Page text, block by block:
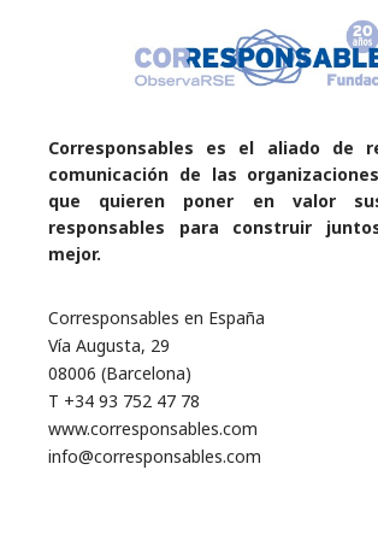
Corresponsables es el aliado de
comunicación de las
que quieren poner en valor
responsables para construir
mejor.
Corresponsables en España
Vía Augusta, 29
08006 (Barcelona)
T +34 93 752 47 78
www.corresponsables.com
info@corresponsables.com